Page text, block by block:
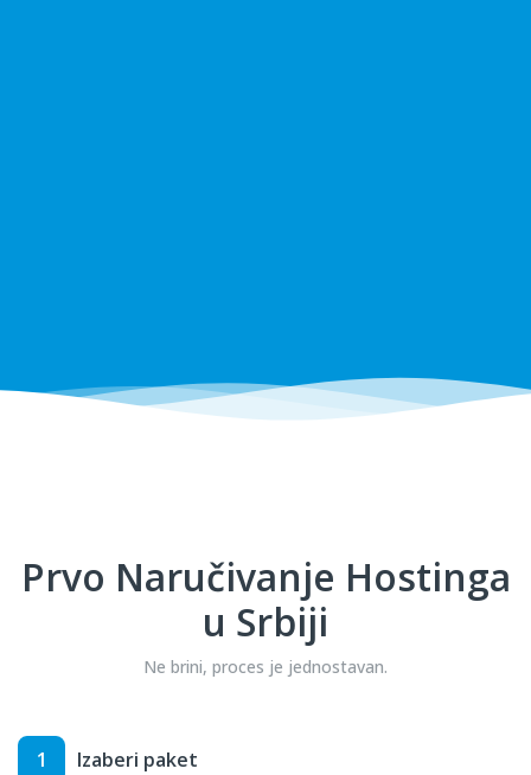
Prvo Naručivanje Hostinga
u Srbiji
Ne brini, proces je jednostavan.
1 Izaberi paket